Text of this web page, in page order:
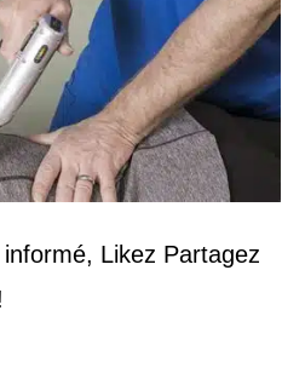
Likez Partagez